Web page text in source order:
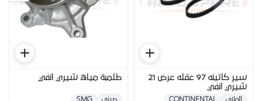
سير كاتينه 97 عقله عرض 21
شيري انفي
المانى CONTINENTAL
طلمبة مياه شيري انفي
صينى SMG